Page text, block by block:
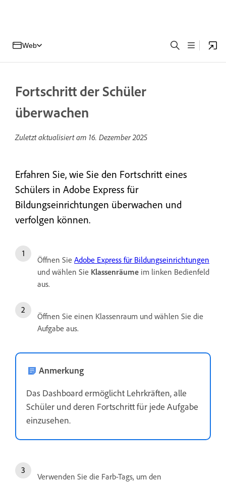
Web
Fortschritt der Schüler
überwachen
Zuletzt aktualisiert am 16. Dezember 2025
Erfahren Sie, wie Sie den Fortschritt eines
Schülers in Adobe Express für
Bildungseinrichtungen überwachen und
verfolgen können.
Öffnen Sie Adobe Express für Bildungseinrichtungen
und wählen Sie Klassenräume im linken Bedienfeld
aus.
Öffnen Sie einen Klassenraum und wählen Sie die
Aufgabe aus.
Anmerkung
Das Dashboard ermöglicht Lehrkräften, alle
Schüler und deren Fortschritt für jede Aufgabe
einzusehen.
Verwenden Sie die Farb-Tags, um den